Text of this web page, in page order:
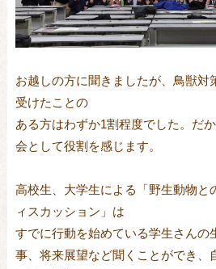
お越しの方に聞きましたが、鳥獣対
受けたことの
ある方はわずか1割程度でした。だ
会として役割を感じます。
高校生、大学生による「野生動物と
ィスカッション」は
すでに行動を始めている学生さんの
事、将来展望など聞くことができ、